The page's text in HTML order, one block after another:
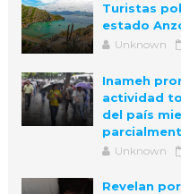
Turistas
estado
Unknown
Inameh
actividad
del país
Unknown
Revelan